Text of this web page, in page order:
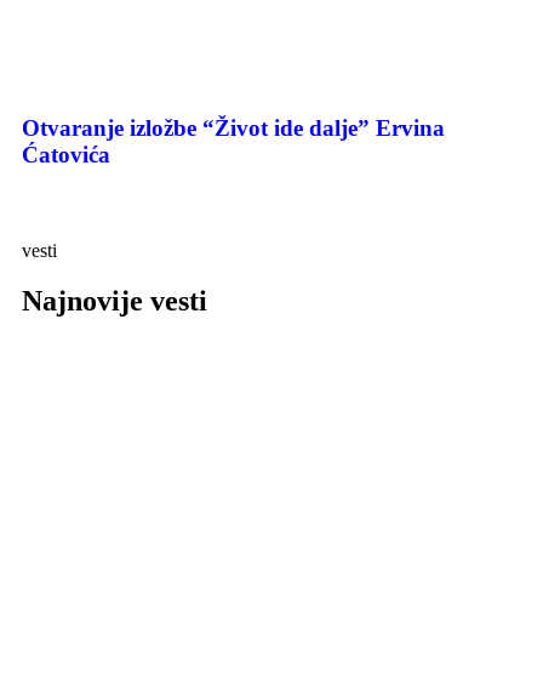
Otvaranje izložbe “Život ide dalje” Ervina
Ćatovića
vesti
Najnovije vesti